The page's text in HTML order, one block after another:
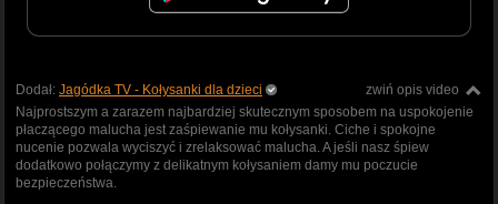
zwiń opis video
Dodał: Jagódka TV - Kołysanki dla dzieci
Najprostszym a zarazem najbardziej skutecznym sposobem na uspokojenie
płaczącego malucha jest zaśpiewanie mu kołysanki. Ciche i spokojne
nucenie pozwala wyciszyć i zrelaksować malucha. A jeśli nasz śpiew
dodatkowo połączymy z delikatnym kołysaniem damy mu poczucie
bezpieczeństwa.